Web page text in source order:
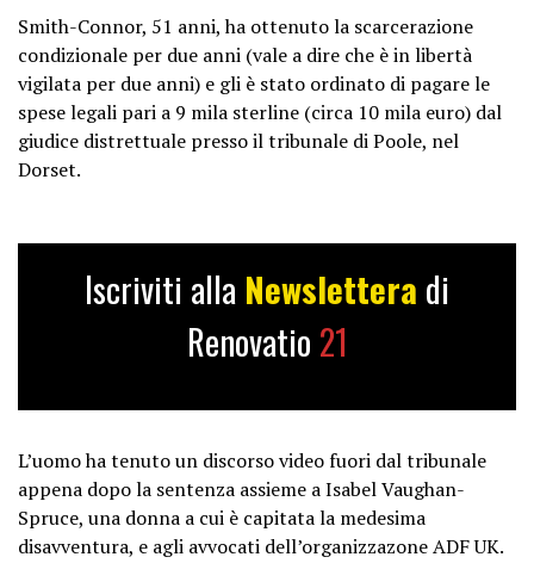
Smith-Connor, 51 anni, ha ottenuto la scarcerazione
condizionale per due anni (vale a dire che è in libertà
vigilata per due anni) e gli è stato ordinato di pagare le
spese legali pari a 9 mila sterline (circa 10 mila euro) dal
giudice distrettuale presso il tribunale di Poole, nel
Dorset.
Iscriviti alla Newslettera di
Renovatio 21
L’uomo ha tenuto un discorso video fuori dal tribunale
appena dopo la sentenza assieme a Isabel Vaughan-
Spruce, una donna a cui è capitata la medesima
disavventura, e agli avvocati dell’organizzazone ADF UK.